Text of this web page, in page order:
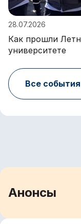
28.07.2026
Как прошли
университете
Все события
Анонсы